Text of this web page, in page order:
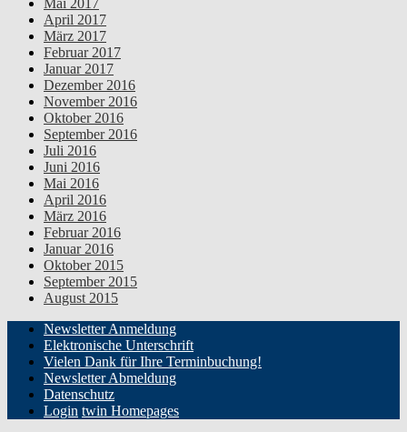
April 2017
März 2017
Februar 2017
Januar 2017
Dezember 2016
November 2016
Oktober 2016
September 2016
Juli 2016
Juni 2016
Mai 2016
April 2016
März 2016
Februar 2016
Januar 2016
Oktober 2015
September 2015
August 2015
Newsletter Anmeldung
Elektronische Unterschrift
Vielen Dank für Ihre Terminbuchung!
Newsletter Abmeldung
Datenschutz
Login twin Homepages